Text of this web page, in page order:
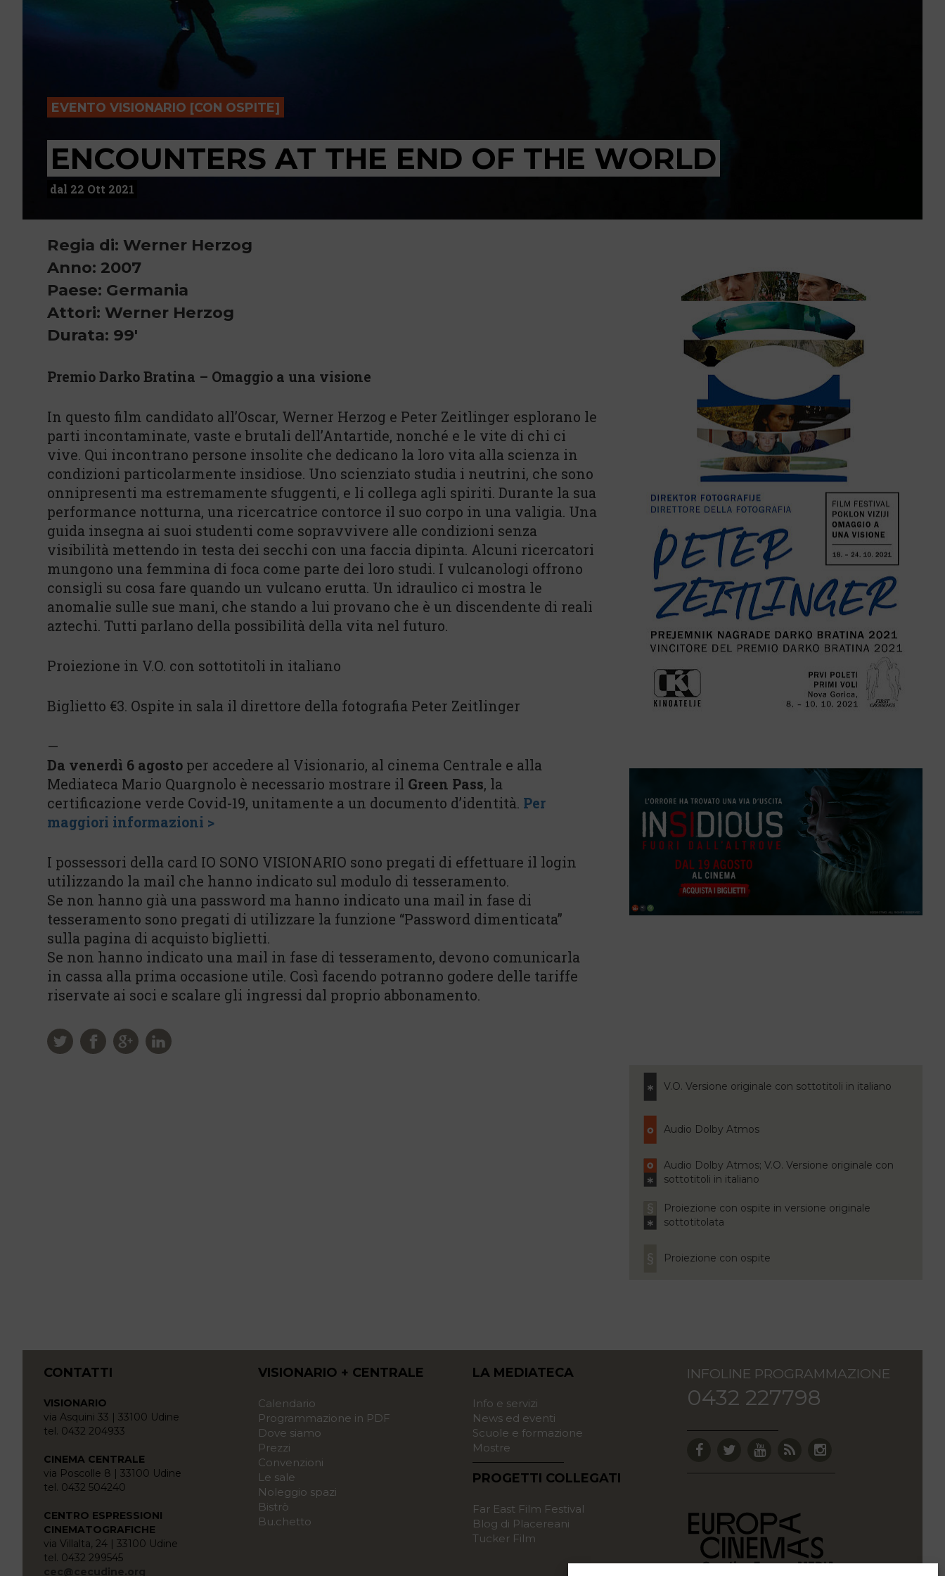
EVENTO VISIONARIO [CON OSPITE]
ENCOUNTERS AT THE END OF THE WORLD
dal 22 Ott 2021
Regia di: Werner Herzog
Anno: 2007
Paese: Germania
Attori: Werner Herzog
Durata: 99'
Premio Darko Bratina – Omaggio a una visione
In questo film candidato all’Oscar, Werner Herzog e Peter Zeitlinger esplorano le
parti incontaminate, vaste e brutali dell’Antartide, nonché e le vite di chi ci
vive. Qui incontrano persone insolite che dedicano la loro vita alla scienza in
condizioni particolarmente insidiose. Uno scienziato studia i neutrini, che sono
onnipresenti ma estremamente sfuggenti, e li collega agli spiriti. Durante la sua
performance notturna, una ricercatrice contorce il suo corpo in una valigia. Una
guida insegna ai suoi studenti come sopravvivere alle condizioni senza
visibilità mettendo in testa dei secchi con una faccia dipinta. Alcuni ricercatori
mungono una femmina di foca come parte dei loro studi. I vulcanologi offrono
consigli su cosa fare quando un vulcano erutta. Un idraulico ci mostra le
anomalie sulle sue mani, che stando a lui provano che è un discendente di reali
aztechi. Tutti parlano della possibilità della vita nel futuro.
Proiezione in V.O. con sottotitoli in italiano
Biglietto €3. Ospite in sala il direttore della fotografia Peter Zeitlinger
—
Da venerdì 6 agosto per accedere al Visionario, al cinema Centrale e alla
Mediateca Mario Quargnolo è necessario mostrare il Green Pass, la
certificazione verde Covid-19, unitamente a un documento d’identità. Per
maggiori informazioni >
I possessori della card IO SONO VISIONARIO sono pregati di effettuare il login
utilizzando la mail che hanno indicato sul modulo di tesseramento.
Se non hanno già una password ma hanno indicato una mail in fase di
tesseramento sono pregati di utilizzare la funzione “Password dimenticata”
sulla pagina di acquisto biglietti.
Se non hanno indicato una mail in fase di tesseramento, devono comunicarla
in cassa alla prima occasione utile. Così facendo potranno godere delle tariffe
riservate ai soci e scalare gli ingressi dal proprio abbonamento.
V.O. Versione originale con sottotitoli in italiano
Audio Dolby Atmos
Audio Dolby Atmos; V.O. Versione originale con
sottotitoli in italiano
Proiezione con ospite in versione originale
sottotitolata
Proiezione con ospite
CONTATTI
VISIONARIO
via Asquini 33 | 33100 Udine
tel. 0432 204933
CINEMA CENTRALE
via Poscolle 8 | 33100 Udine
tel. 0432 504240
CENTRO ESPRESSIONI
CINEMATOGRAFICHE
via Villalta, 24 | 33100 Udine
tel. 0432 299545
cec@cecudine.org
VISIONARIO + CENTRALE
Calendario
Programmazione in PDF
Dove siamo
Prezzi
Convenzioni
Le sale
Noleggio spazi
Bistrò
Bu.chetto
LA MEDIATECA
Info e servizi
News ed eventi
Scuole e formazione
Mostre
PROGETTI COLLEGATI
Far East Film Festival
Blog di Placereani
Tucker Film
INFOLINE PROGRAMMAZIONE
0432 227798